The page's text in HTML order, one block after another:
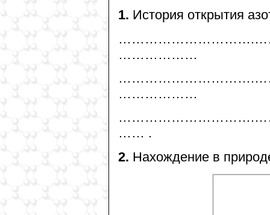
1. История открытия
………………
………………
…… .
2. Нахождение в